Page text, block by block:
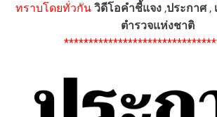
ทราบโดยทั่วกัน วิดีโอคำชี้แจง ,ประกาศ,
ตำรวจแห่งชาติ